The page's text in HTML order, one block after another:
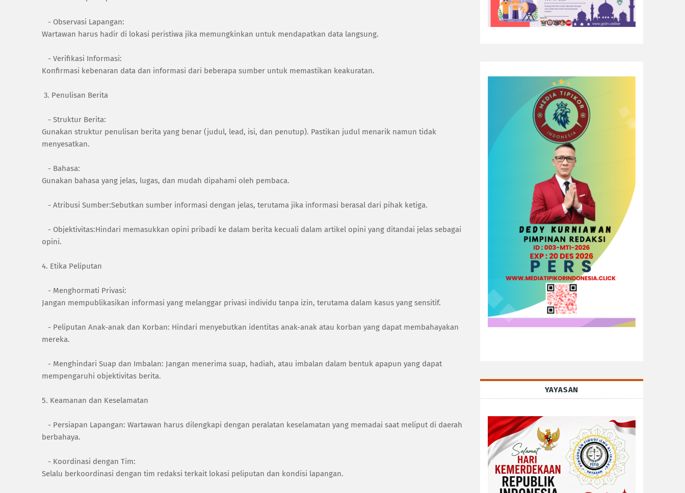
- Observasi Lapangan:
Wartawan harus hadir di lokasi peristiwa jika memungkinkan untuk mendapatkan data langsung.
- Verifikasi Informasi:
Konfirmasi kebenaran data dan informasi dari beberapa sumber untuk memastikan keakuratan.
3. Penulisan Berita
- Struktur Berita:
Gunakan struktur penulisan berita yang benar (judul, lead, isi, dan penutup). Pastikan judul menarik namun tidak
menyesatkan.
- Bahasa:
Gunakan bahasa yang jelas, lugas, dan mudah dipahami oleh pembaca.
- Atribusi Sumber:Sebutkan sumber informasi dengan jelas, terutama jika informasi berasal dari pihak ketiga.
- Objektivitas:Hindari memasukkan opini pribadi ke dalam berita kecuali dalam artikel opini yang ditandai jelas sebagai
opini.
4. Etika Peliputan
- Menghormati Privasi:
Jangan mempublikasikan informasi yang melanggar privasi individu tanpa izin, terutama dalam kasus yang sensitif.
- Peliputan Anak-anak dan Korban: Hindari menyebutkan identitas anak-anak atau korban yang dapat membahayakan
mereka.
- Menghindari Suap dan Imbalan: Jangan menerima suap, hadiah, atau imbalan dalam bentuk apapun yang dapat
mempengaruhi objektivitas berita.
5. Keamanan dan Keselamatan
- Persiapan Lapangan: Wartawan harus dilengkapi dengan peralatan keselamatan yang memadai saat meliput di daerah
berbahaya.
- Koordinasi dengan Tim:
Selalu berkoordinasi dengan tim redaksi terkait lokasi peliputan dan kondisi lapangan.
YAYASAN